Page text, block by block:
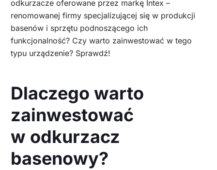
odkurzacze oferowane przez markę Intex –
renomowanej firmy specjalizującej się w produkcji
basenów i sprzętu podnoszącego ich
funkcjonalność? Czy warto zainwestować w tego
typu urządzenie? Sprawdź!
Dlaczego warto
zainwestować
w odkurzacz
basenowy?